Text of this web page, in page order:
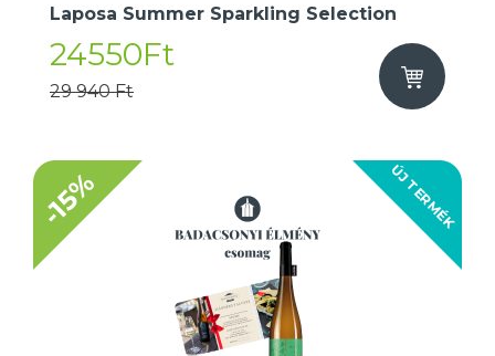
Laposa Summer Sparkling Selection
24550Ft
29 940 Ft
ÚJ TERMÉK
-15%